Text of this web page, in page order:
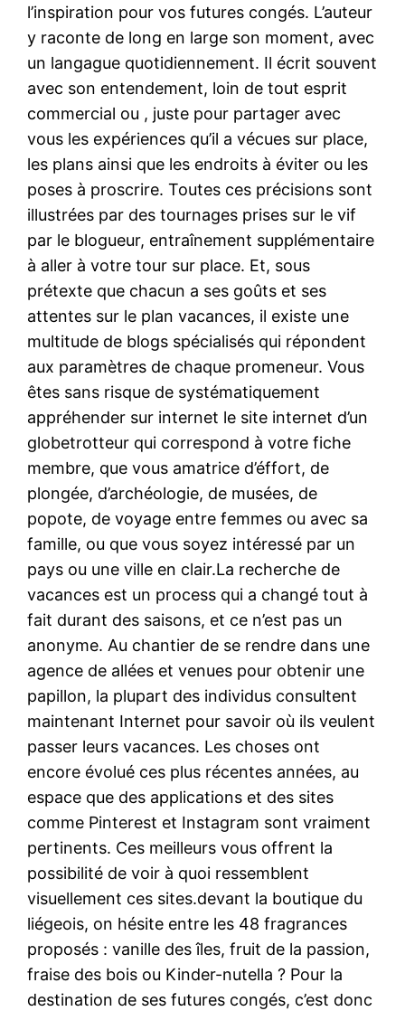
l’inspiration pour vos futures congés. L’auteur
y raconte de long en large son moment, avec
un langague quotidiennement. Il écrit souvent
avec son entendement, loin de tout esprit
commercial ou , juste pour partager avec
vous les expériences qu’il a vécues sur place,
les plans ainsi que les endroits à éviter ou les
poses à proscrire. Toutes ces précisions sont
illustrées par des tournages prises sur le vif
par le blogueur, entraînement supplémentaire
à aller à votre tour sur place. Et, sous
prétexte que chacun a ses goûts et ses
attentes sur le plan vacances, il existe une
multitude de blogs spécialisés qui répondent
aux paramètres de chaque promeneur. Vous
êtes sans risque de systématiquement
appréhender sur internet le site internet d’un
globetrotteur qui correspond à votre fiche
membre, que vous amatrice d’éffort, de
plongée, d’archéologie, de musées, de
popote, de voyage entre femmes ou avec sa
famille, ou que vous soyez intéressé par un
pays ou une ville en clair.La recherche de
vacances est un process qui a changé tout à
fait durant des saisons, et ce n’est pas un
anonyme. Au chantier de se rendre dans une
agence de allées et venues pour obtenir une
papillon, la plupart des individus consultent
maintenant Internet pour savoir où ils veulent
passer leurs vacances. Les choses ont
encore évolué ces plus récentes années, au
espace que des applications et des sites
comme Pinterest et Instagram sont vraiment
pertinents. Ces meilleurs vous offrent la
possibilité de voir à quoi ressemblent
visuellement ces sites.devant la boutique du
liégeois, on hésite entre les 48 fragrances
proposés : vanille des îles, fruit de la passion,
fraise des bois ou Kinder-nutella ? Pour la
destination de ses futures congés, c’est donc